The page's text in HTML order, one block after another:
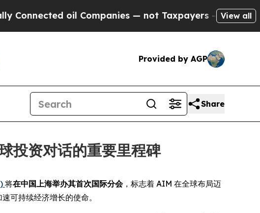
oil Companies — not Taxpayers — the Chance to
View all
Provided by AGP
Share
投资对话的重要里程碑
将在中国上海举办其首次国际分会，标志着 AIM 在全球布局迈
可持续经济增长的使命。